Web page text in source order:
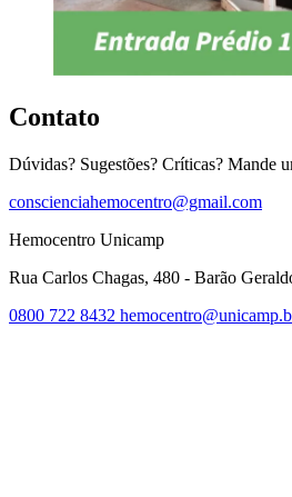
Contato
Dúvidas? Sugestões? Críticas? Mande
conscienciahemocentro@gmail.com
Hemocentro Unicamp
Rua Carlos Chagas, 480 - Barão
0800 722 8432